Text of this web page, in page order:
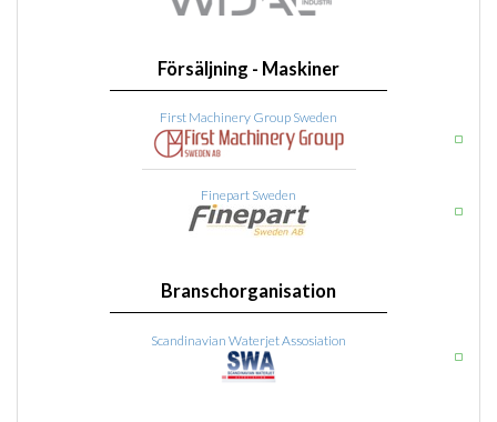
Försäljning - Maskiner
First Machinery Group Sweden
Finepart Sweden
Branschorganisation
Scandinavian Waterjet Assosiation